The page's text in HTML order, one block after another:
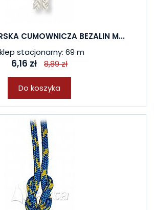
CUMOWNICZA BEZALIN M...
stacjonarny: 69 m
6,16 zł 8,89 zł
Do koszyka